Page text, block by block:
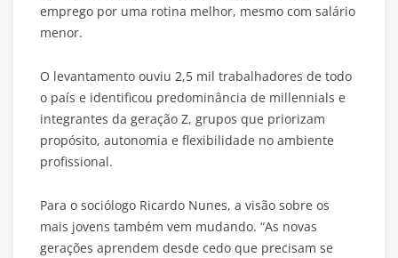
emprego por uma rotina melhor, mesmo com salário
menor.
O levantamento ouviu 2,5 mil trabalhadores de todo
o país e identificou predominância de millennials e
integrantes da geração Z, grupos que priorizam
propósito, autonomia e flexibilidade no ambiente
profissional.
Para o sociólogo Ricardo Nunes, a visão sobre os
mais jovens também vem mudando. “As novas
gerações aprendem desde cedo que precisam se